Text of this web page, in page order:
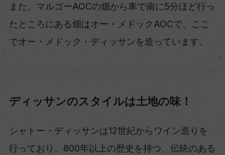
また、マルゴーAOCの畑から車で南に5分ほど行っ
たところにある畑はオー・メドックAOCで、ここ
でオー・メドック・ディッサンを造っています。
ディッサンのスタイルは土地の味！
シャトー・ディッサンは12世紀からワイン造りを
行っており、800年以上の歴史を持つ、伝統のある